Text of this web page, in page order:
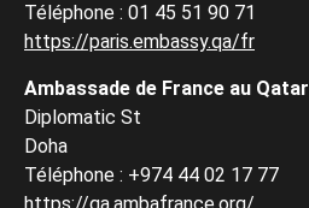
Téléphone : 01 45 51 90 71
https://paris.embassy.qa/fr
Ambassade de France au Qatar
Diplomatic St
Doha
Téléphone : +974 44 02 17 77